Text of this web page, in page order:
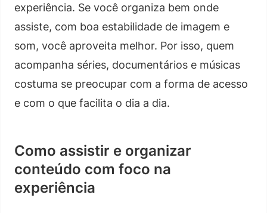
experiência. Se você organiza bem onde
assiste, com boa estabilidade de imagem e
som, você aproveita melhor. Por isso, quem
acompanha séries, documentários e músicas
costuma se preocupar com a forma de acesso
e com o que facilita o dia a dia.
Como assistir e organizar
conteúdo com foco na
experiência